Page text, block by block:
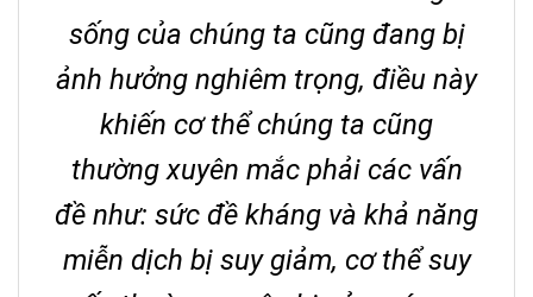
sống của chúng ta cũng đang bị
ảnh hưởng nghiêm trọng, điều này
khiến cơ thể chúng ta cũng
thường xuyên mắc phải các vấn
đề như: sức đề kháng và khả năng
miễn dịch bị suy giảm, cơ thể suy